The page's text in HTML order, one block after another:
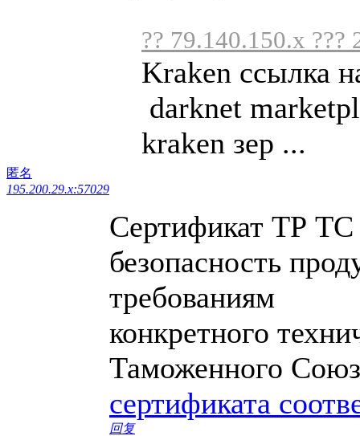
匿名
195.200.29.x:57029
?? 79.140.150.x ???
Kraken ссылка
darknet
kraken зер ...
Сертификат ТР
безопасность
требованиям
конкретного
Таможенного
сертификата
回复